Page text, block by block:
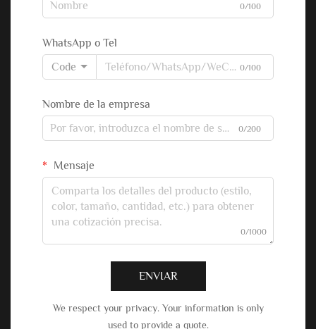
0/100
WhatsApp o Tel
Code
0/100
Nombre de la empresa
0/200
Mensaje
0/1000
ENVIAR
We respect your privacy. Your information is only
used to provide a quote.